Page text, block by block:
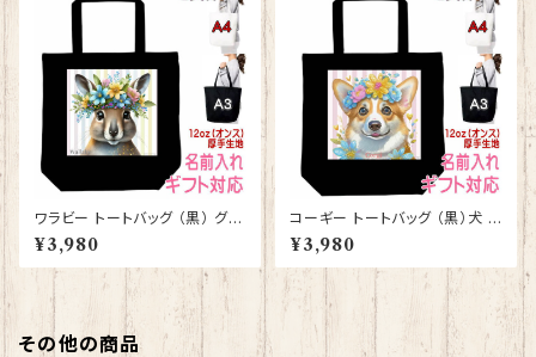
ワラビー トートバッグ （黒） グッ
ズ 雑貨 入学祝い レッスンバッ
グ お買い物バッグ【型番 B-100
09】お花の王冠シリーズ
¥3,980
コーギー トートバッグ （黒）犬 ド
ッグ グッズ 雑貨 入学祝い レッ
スンバッグ お買い物バッグ【型番
B-10005】お花の王冠シリーズ
¥3,980
その他の商品